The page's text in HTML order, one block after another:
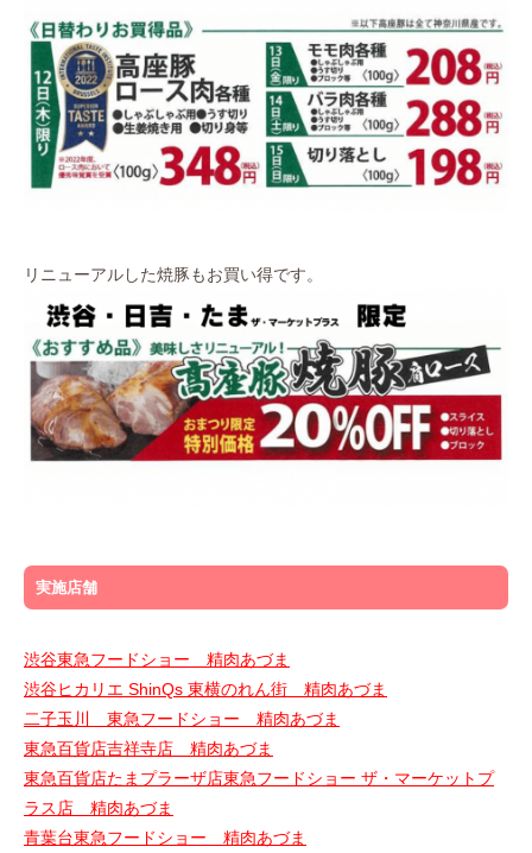
リニューアルした焼豚もお買い得です。
実施店舗
渋谷東急フードショー 精肉あづま
渋谷ヒカリエ ShinQs 東横のれん街 精肉あづま
二子玉川 東急フードショー 精肉あづま
東急百貨店吉祥寺店 精肉あづま
東急百貨店たまプラーザ店東急フードショー ザ・マーケットプ
ラス店 精肉あづま
青葉台東急フードショー 精肉あづま